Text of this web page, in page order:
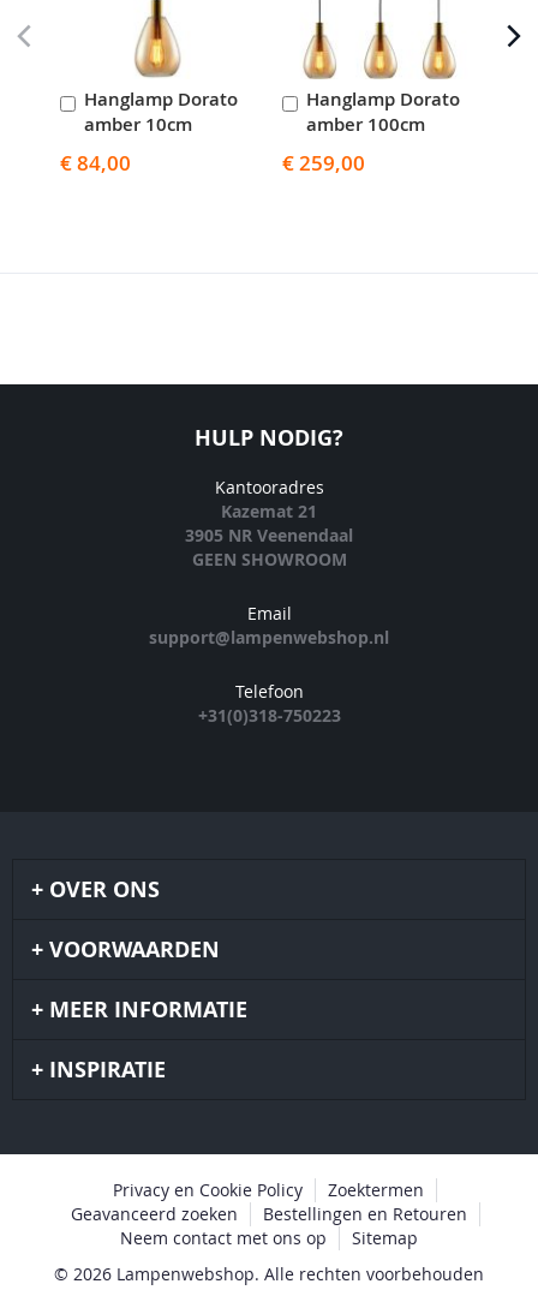
Hanglamp Dorato
amber 10cm
€ 84,00
In
Winkelwagen
Hanglamp Dorato
amber 100cm
€ 259,00
In
Winkelwagen
HULP NODIG?
Kantooradres
Kazemat 21
3905 NR Veenendaal
GEEN SHOWROOM
Email
support@lampenwebshop.nl
Telefoon
+31(0)318-750223
OVER ONS
VOORWAARDEN
MEER INFORMATIE
INSPIRATIE
Privacy en Cookie Policy
Zoektermen
Geavanceerd zoeken
Bestellingen en Retouren
Neem contact met ons op
Sitemap
© 2026 Lampenwebshop. Alle rechten voorbehouden